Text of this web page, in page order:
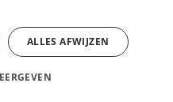
ALLES AFWIJZEN